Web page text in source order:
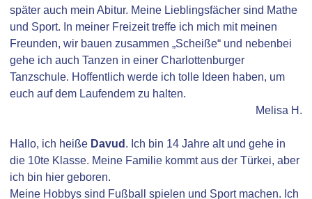
später auch mein Abitur. Meine Lieblingsfächer sind Mathe
und Sport. In meiner Freizeit treffe ich mich mit meinen
Freunden, wir bauen zusammen „Scheiße“ und nebenbei
gehe ich auch Tanzen in einer Charlottenburger
Tanzschule. Hoffentlich werde ich tolle Ideen haben, um
euch auf dem Laufendem zu halten.
Melisa H.
Hallo, ich heiße Davud . Ich bin 14 Jahre alt und gehe in
die 10te Klasse. Meine Familie kommt aus der Türkei, aber
ich bin hier geboren.
Meine Hobbys sind Fußball spielen und Sport machen. Ich